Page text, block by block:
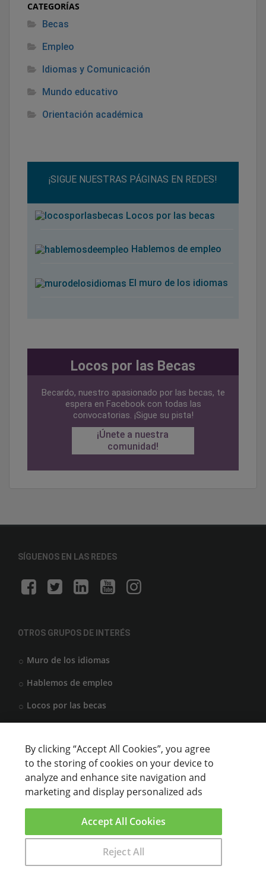
CATEGORÍAS
Becas
Empleo
Idiomas y Comunicación
Mundo educativo
Orientación académica
¡SIGUE NUESTRAS PÁGINAS EN REDES!
Locos por las becas
Hablemos de empleo
El muro de los idiomas
Locos por las Becas
Becardo, nuestro apasionado por las becas, te
espera en Facebook con todas las
convocatorias. ¡Sigue su pista!
¡Únete a nuestra
comunidad!
SÍGUENOS EN LAS REDES
OTROS GRUPOS DE INTERÉS
Muro de los idiomas
Hablemos de empleo
Locos por las becas
CENTROS DE FORMACIÓN
Anunciar cursos
USUARIOS
Aviso legal
By clicking “Accept All Cookies”, you agree
to the storing of cookies on your device to
analyze and enhance site navigation and
marketing and display personalized ads
Reject All
Accept All Cookies